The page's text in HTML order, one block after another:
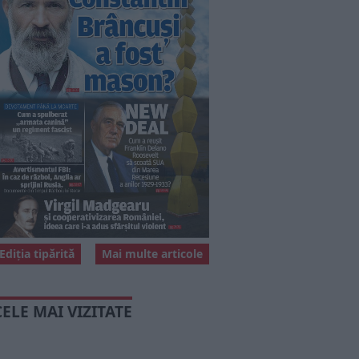
Mai multe articole
Ediția tipărită
MAI VIZITATE